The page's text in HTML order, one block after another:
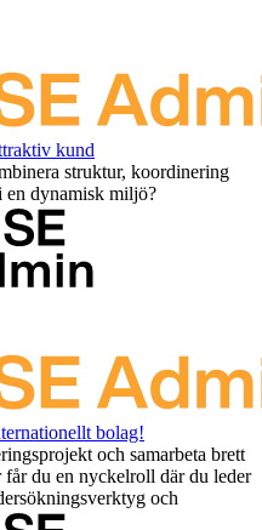
kund
struktur, koordinering
en dynamisk miljö?
bolag!
och samarbeta brett
du en nyckelroll där du leder
och